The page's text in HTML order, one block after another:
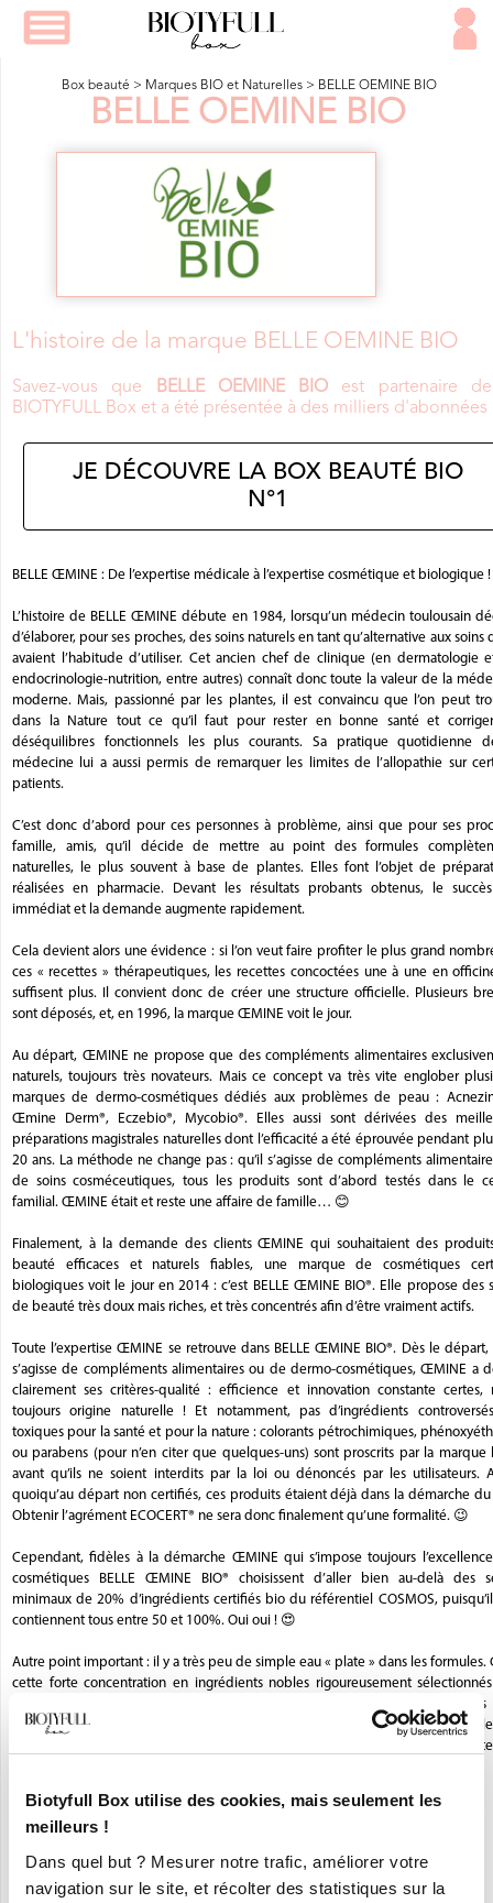
Biotyfull Box utilise des cookies, mais seulement les
meilleurs !
Dans quel but ? Mesurer notre trafic, améliorer votre
navigation sur le site, et récolter des statistiques sur la
Box beauté > Marques BIO et Naturelles > BELLE OEMINE BIO
BELLE OEMINE BIO
L'histoire de la marque BELLE OEMINE BIO
Savez-vous que BELLE OEMINE BIO est partenaire
BIOTYFULL Box et a été présentée à des milliers d'abonnées
JE DÉCOUVRE LA BOX BEAUTÉ BIO
N°1
BELLE ŒMINE : De l’expertise médicale à l’expertise cosmétique et biologique !
L’histoire de BELLE ŒMINE débute en 1984, lorsqu’un médecin toulousain
d’élaborer, pour ses proches, des soins naturels en tant qu’alternative aux soins
avaient l’habitude d’utiliser. Cet ancien chef de clinique (en dermatologie
endocrinologie-nutrition, entre autres) connaît donc toute la valeur de la
moderne. Mais, passionné par les plantes, il est convaincu que l’on peut
dans la Nature tout ce qu’il faut pour rester en bonne santé et
déséquilibres fonctionnels les plus courants. Sa pratique quotidienne
médecine lui a aussi permis de remarquer les limites de l’allopathie sur
patients.
C’est donc d’abord pour ces personnes à problème, ainsi que pour ses
famille, amis, qu’il décide de mettre au point des formules
naturelles, le plus souvent à base de plantes. Elles font l’objet de
réalisées en pharmacie. Devant les résultats probants obtenus, le
immédiat et la demande augmente rapidement.
Cela devient alors une évidence : si l’on veut faire profiter le plus grand
ces « recettes » thérapeutiques, les recettes concoctées une à une en
suffisent plus. Il convient donc de créer une structure officielle. Plusieurs
sont déposés, et, en 1996, la marque ŒMINE voit le jour.
Au départ, ŒMINE ne propose que des compléments alimentaires
naturels, toujours très novateurs. Mais ce concept va très vite englober
marques de dermo-cosmétiques dédiés aux problèmes de peau :
Œmine Derm®, Eczebio®, Mycobio®. Elles aussi sont dérivées des
préparations magistrales naturelles dont l’efficacité a été éprouvée pendant
20 ans. La méthode ne change pas : qu’il s’agisse de compléments
de soins cosméceutiques, tous les produits sont d’abord testés dans le
familial. ŒMINE était et reste une affaire de famille… 😊
Finalement, à la demande des clients ŒMINE qui souhaitaient des
beauté efficaces et naturels fiables, une marque de cosmétiques
biologiques voit le jour en 2014 : c’est BELLE ŒMINE BIO®. Elle propose des
de beauté très doux mais riches, et très concentrés afin d’être vraiment actifs.
Toute l’expertise ŒMINE se retrouve dans BELLE ŒMINE BIO®. Dès le départ,
s’agisse de compléments alimentaires ou de dermo-cosmétiques, ŒMINE a
clairement ses critères-qualité : efficience et innovation constante certes,
toujours origine naturelle ! Et notamment, pas d’ingrédients
toxiques pour la santé et pour la nature : colorants pétrochimiques,
ou parabens (pour n’en citer que quelques-uns) sont proscrits par la marque
avant qu’ils ne soient interdits par la loi ou dénoncés par les utilisateurs.
quoiqu’au départ non certifiés, ces produits étaient déjà dans la démarche
Obtenir l’agrément ECOCERT® ne sera donc finalement qu’une formalité. 😉
Cependant, fidèles à la démarche ŒMINE qui s’impose toujours
cosmétiques BELLE ŒMINE BIO® choisissent d’aller bien au-delà des
minimaux de 20% d’ingrédients certifiés bio du référentiel COSMOS,
contiennent tous entre 50 et 100%. Oui oui ! 😍
Autre point important : il y a très peu de simple eau « plate » dans les formules.
cette forte concentration en ingrédients nobles rigoureusement
explique les bienfaits multiples de ces soins, y compris pour les peaux les
délicates. Enfin, leur fabrication locale et le recours à des emballages
limités au maximum) s’inscrivent dans la démarche de prise en
Encore une marque qui a tout bon, en somme ! 😍